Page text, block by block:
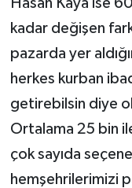
kadar değişen
pazarda yer
herkes kurban
getirebilsin diye
Ortalama 25 bin
çok sayıda
hemşehrilerimizi